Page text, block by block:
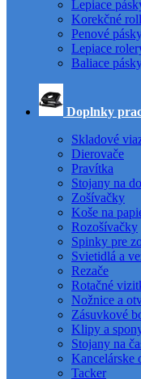
Lepiace
Korekčné
Penové
Lepiace
Baliace
Doplnky
Skladové
Dierovače
Pravítka
Stojany na
Zošívačky
Koše na
Rozošívačky
Spinky pre
Svietidlá a
Rezače
Rotačné
Nožnice a
Zásuvkové
Klipy a
Stojany na
Kancelárske
Tacker